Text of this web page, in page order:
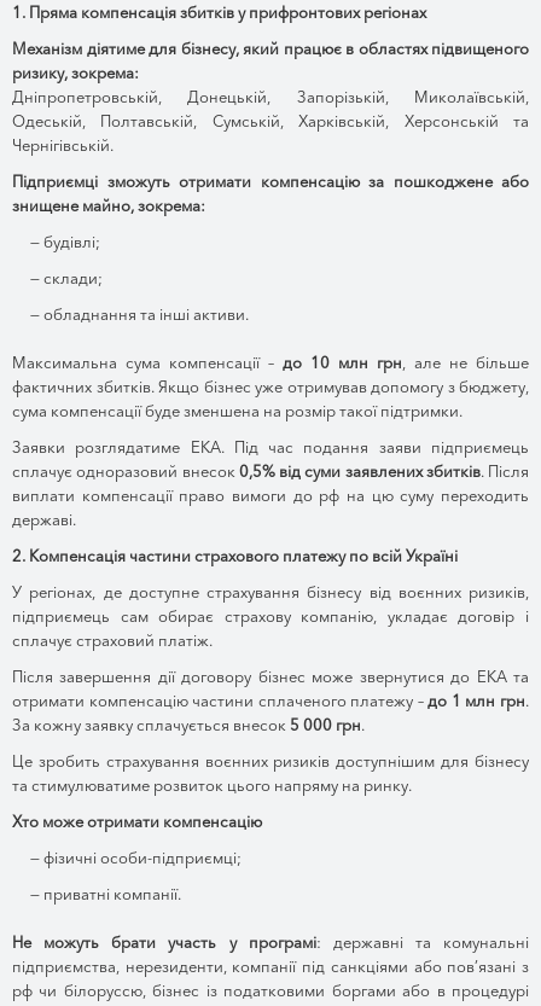
1. Пряма компенсація збитків у прифронтових регіонах
Механізм діятиме для бізнесу, який працює в областях підвищеного
ризику, зокрема:
Дніпропетровській, Донецькій, Запорізькій, Миколаївській,
Одеській, Полтавській, Сумській, Харківській, Херсонській та
Чернігівській.
Підприємці зможуть отримати компенсацію за пошкоджене або
знищене майно, зокрема:
— будівлі;
— склади;
— обладнання та інші активи.
Максимальна сума компенсації – до 10 млн грн , але не більше
фактичних збитків. Якщо бізнес уже отримував допомогу з бюджету,
сума компенсації буде зменшена на розмір такої підтримки.
Заявки розглядатиме ЕКА. Під час подання заяви підприємець
сплачує одноразовий внесок 0,5% від суми заявлених збитків. Після
виплати компенсації право вимоги до рф на цю суму переходить
державі.
2. Компенсація частини страхового платежу по всій Україні
У регіонах, де доступне страхування бізнесу від воєнних ризиків,
підприємець сам обирає страхову компанію, укладає договір і
сплачує страховий платіж.
Після завершення дії договору бізнес може звернутися до ЕКА та
отримати компенсацію частини сплаченого платежу –до 1 млн грн.
За кожну заявку сплачується внесок 5 000 грн.
Це зробить страхування воєнних ризиків доступнішим для бізнесу
та стимулюватиме розвиток цього напряму на ринку.
Хто може отримати компенсацію
— фізичні особи-підприємці;
— приватні компанії.
Не можуть брати участь у програмі: державні та комунальні
підприємства, нерезиденти, компанії під санкціями або пов’язані з
рф чи білоруссю, бізнес із податковими боргами або в процедурі